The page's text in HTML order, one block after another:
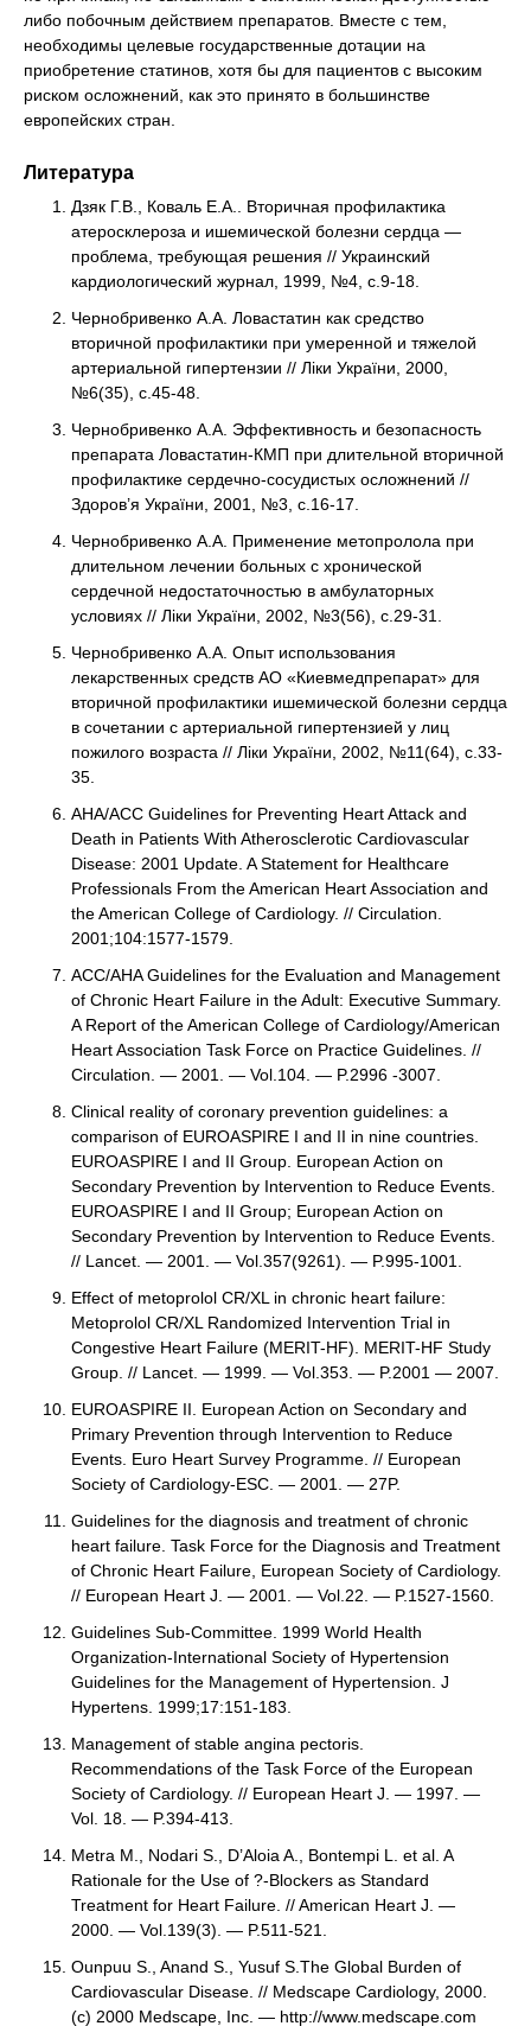
либо побочным действием препаратов. Вместе с тем,
необходимы целевые государственные дотации на
приобретение статинов, хотя бы для пациентов с высоким
риском осложнений, как это принято в большинстве
европейских стран.
Литература
Дзяк Г.В., Коваль Е.А.. Вторичная профилактика
атеросклероза и ишемической болезни сердца —
проблема, требующая решения // Украинский
кардиологический журнал, 1999, №4, с.9-18.
Чернобривенко А.А. Ловастатин как средство
вторичной профилактики при умеренной и тяжелой
артериальной гипертензии // Ліки України, 2000,
№6(35), с.45-48.
Чернобривенко А.А. Эффективность и безопасность
препарата Ловастатин-КМП при длительной вторичной
профилактике сердечно-сосудистых осложнений //
Здоров’я України, 2001, №3, с.16-17.
Чернобривенко А.А. Применение метопролола при
длительном лечении больных с хронической
сердечной недостаточностью в амбулаторных
условиях // Ліки України, 2002, №3(56), с.29-31.
Чернобривенко А.А. Опыт использования
лекарственных средств АО «Киевмедпрепарат» для
вторичной профилактики ишемической болезни сердца
в сочетании с артериальной гипертензией у лиц
пожилого возраста // Ліки України, 2002, №11(64), с.33-
35.
AHA/ACC Guidelines for Preventing Heart Attack and
Death in Patients With Atherosclerotic Cardiovascular
Disease: 2001 Update. A Statement for Healthcare
Professionals From the American Heart Association and
the American College of Cardiology. // Circulation.
2001;104:1577-1579.
ACC/AHA Guidelines for the Evaluation and Management
of Chronic Heart Failure in the Adult: Executive Summary.
A Report of the American College of Cardiology/American
Heart Association Task Force on Practice Guidelines. //
Circulation. — 2001. — Vol.104. — P.2996 -3007.
Clinical reality of coronary prevention guidelines: a
comparison of EUROASPIRE I and II in nine countries.
EUROASPIRE I and II Group. European Action on
Secondary Prevention by Intervention to Reduce Events.
EUROASPIRE I and II Group; European Action on
Secondary Prevention by Intervention to Reduce Events.
// Lancet. — 2001. — Vol.357(9261). — P.995-1001.
Effect of metoprolol CR/XL in chronic heart failure:
Metoprolol CR/XL Randomized Intervention Trial in
Congestive Heart Failure (MERIT-HF). MERIT-HF Study
Group. // Lancet. — 1999. — Vol.353. — P.2001 — 2007.
EUROASPIRE II. European Action on Secondary and
Primary Prevention through Intervention to Reduce
Events. Euro Heart Survey Programme. // European
Society of Cardiology-ESC. — 2001. — 27P.
Guidelines for the diagnosis and treatment of chronic
heart failure. Task Force for the Diagnosis and Treatment
of Chronic Heart Failure, European Society of Cardiology.
// European Heart J. — 2001. — Vol.22. — P.1527-1560.
Guidelines Sub-Committee. 1999 World Health
Organization-International Society of Hypertension
Guidelines for the Management of Hypertension. J
Hypertens. 1999;17:151-183.
Management of stable angina pectoris.
Recommendations of the Task Force of the European
Society of Cardiology. // European Heart J. — 1997. —
Vol. 18. — P.394-413.
Metra M., Nodari S., D’Aloia A., Bontempi L. et al. A
Rationale for the Use of ?-Blockers as Standard
Treatment for Heart Failure. // American Heart J. —
2000. — Vol.139(3). — P.511-521.
Ounpuu S., Anand S., Yusuf S.The Global Burden of
Cardiovascular Disease. // Medscape Cardiology, 2000.
(c) 2000 Medscape, Inc. — http://www.medscape.com